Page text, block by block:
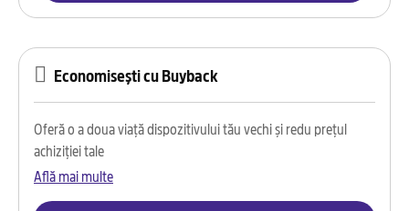
Economisești cu Buyback
Oferă o a doua viață dispozitivului tău vechi și redu prețul
achiziției tale
Află mai multe